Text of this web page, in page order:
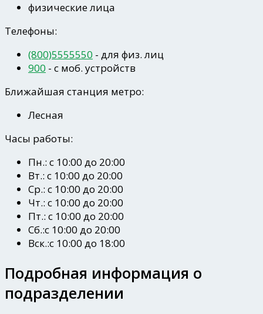
физические лица
Телефоны:
(800)5555550 - для физ. лиц
900 - c моб. устройств
Ближайшая станция метро:
Лесная
Часы работы:
Пн.: с 10:00 до 20:00
Вт.: с 10:00 до 20:00
Ср.: с 10:00 до 20:00
Чт.: с 10:00 до 20:00
Пт.: с 10:00 до 20:00
Сб.:с 10:00 до 20:00
Вск.:с 10:00 до 18:00
Подробная информация о
подразделении